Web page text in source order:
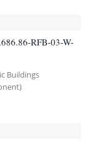
RFB-03-W-
Buildings